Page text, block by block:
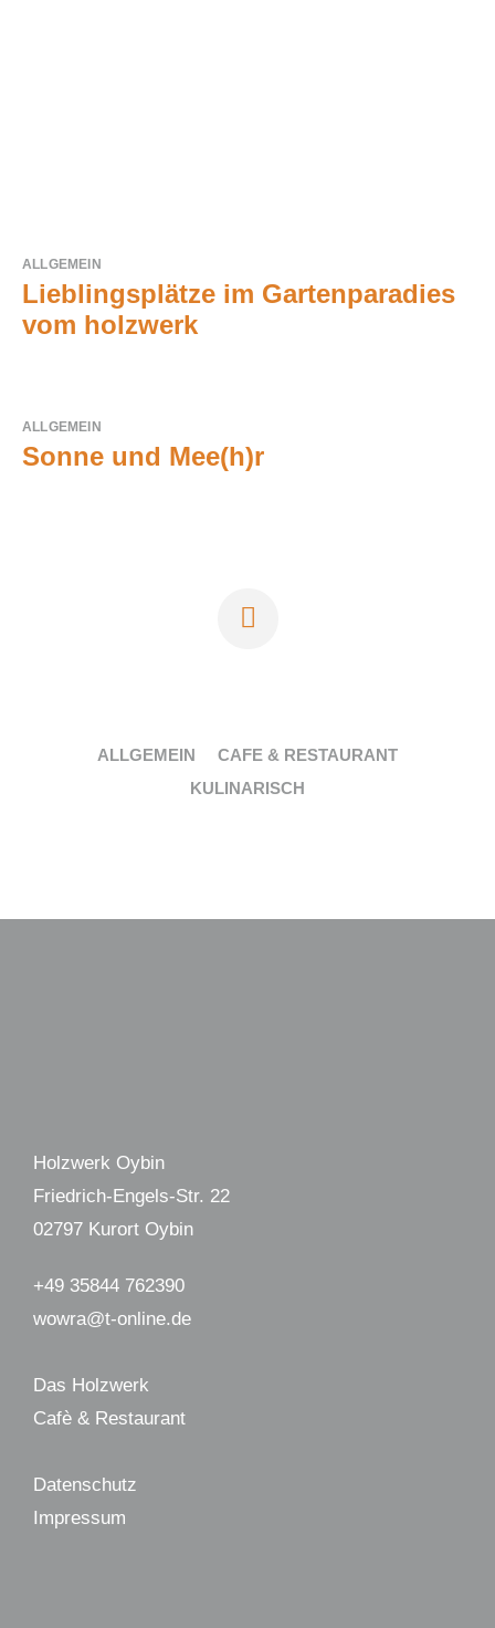
ALLGEMEIN
Lieblingsplätze im Gartenparadies
vom holzwerk
ALLGEMEIN
Sonne und Mee(h)r
ALLGEMEIN
CAFE & RESTAURANT
KULINARISCH
Holzwerk Oybin
Friedrich-Engels-Str. 22
02797 Kurort Oybin
+49 35844 762390
wowra@t-online.de
Das Holzwerk
Cafè & Restaurant
Datenschutz
Impressum